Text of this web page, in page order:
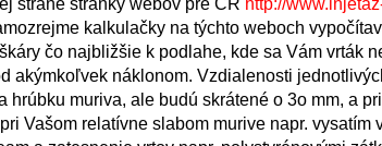
strane stránky webov pre ČR http://
kalkulačky na týchto weboch
čo najbližšie k podlahe, kde sa Vám vrták
akýmkoľvek náklonom. Vzdialenosti
muriva, ale budú skrátené o 3o mm, a
Vašom relatívne slabom murive napr. vysatím